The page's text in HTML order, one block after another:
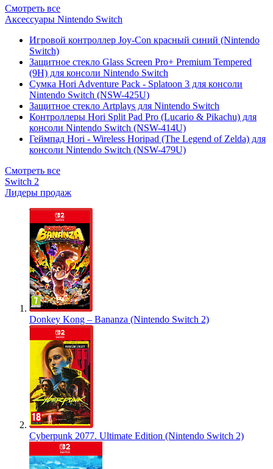
Смотреть все
Аксессуары Nintendo Switch
Игровой контроллер Joy-Con красный синий (Nintendo
Switch)
Защитное стекло Glass Screen Pro+ Premium Tempered
(9H) для консоли Nintendo Switch
Сумка Hori Adventure Pack - Splatoon 3 для консоли
Nintendo Switch (NSW-425U)
Защитное стекло Artplays для Nintendo Switch
Контроллеры Hori Split Pad Pro (Lucario & Pikachu) для
консоли Nintendo Switch (NSW-414U)
Геймпад Hori - Wireless Horipad (The Legend of Zelda) для
консоли Nintendo Switch (NSW-479U)
Смотреть все
Switch 2
Лидеры продаж
Donkey Kong – Bananza (Nintendo Switch 2)
Cyberpunk 2077. Ultimate Edition (Nintendo Switch 2)